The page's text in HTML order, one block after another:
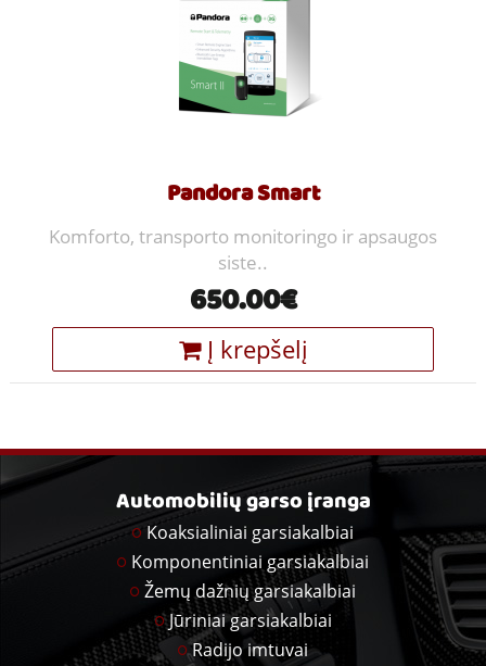
Pandora Smart
Komforto, transporto monitoringo ir apsaugos
siste..
650.00€
Į krepšelį
Automobilių garso įranga
Koaksialiniai garsiakalbiai
Komponentiniai garsiakalbiai
Žemų dažnių garsiakalbiai
Jūriniai garsiakalbiai
Radijo imtuvai